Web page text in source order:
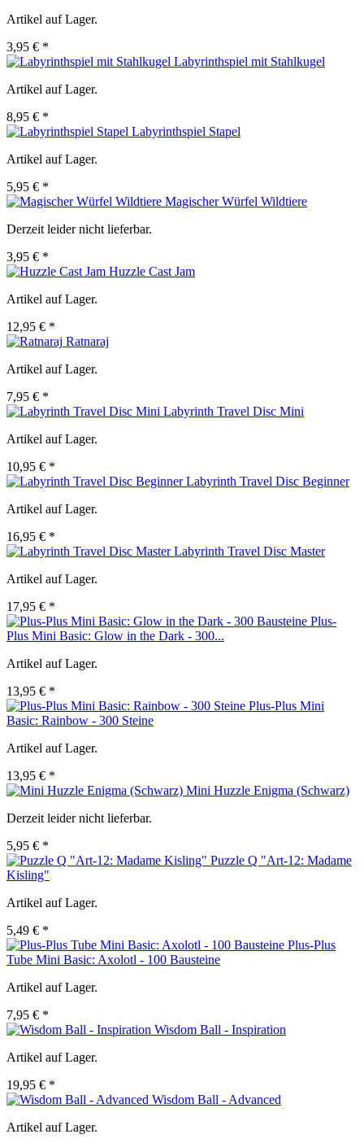
Artikel auf Lager.
3,95 € *
Labyrinthspiel mit Stahlkugel
Artikel auf Lager.
8,95 € *
Labyrinthspiel Stapel
Artikel auf Lager.
5,95 € *
Magischer Würfel Wildtiere
Derzeit leider nicht lieferbar.
3,95 € *
Huzzle Cast Jam
Artikel auf Lager.
12,95 € *
Ratnaraj
Artikel auf Lager.
7,95 € *
Labyrinth Travel Disc Mini
Artikel auf Lager.
10,95 € *
Labyrinth Travel Disc Beginner
Artikel auf Lager.
16,95 € *
Labyrinth Travel Disc Master
Artikel auf Lager.
17,95 € *
Plus-
Plus Mini Basic: Glow in the Dark - 300...
Artikel auf Lager.
13,95 € *
Plus-Plus Mini
Basic: Rainbow - 300 Steine
Artikel auf Lager.
13,95 € *
Mini Huzzle Enigma (Schwarz)
Derzeit leider nicht lieferbar.
5,95 € *
Puzzle Q "Art-12: Madame
Kisling"
Artikel auf Lager.
5,49 € *
Plus-Plus
Tube Mini Basic: Axolotl - 100 Bausteine
Artikel auf Lager.
7,95 € *
Wisdom Ball - Inspiration
Artikel auf Lager.
19,95 € *
Wisdom Ball - Advanced
Artikel auf Lager.